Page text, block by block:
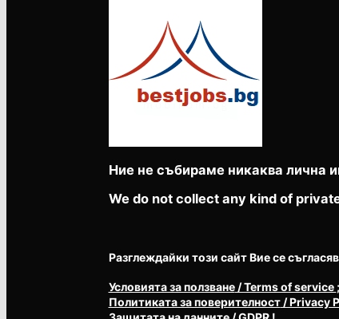
Ние не събираме никаква лична
We do not collect any kind of
Разглеждайки този сайт Вие се
Условията за ползване/ Terms of service ;
Политиката за поверителност/ Privacy